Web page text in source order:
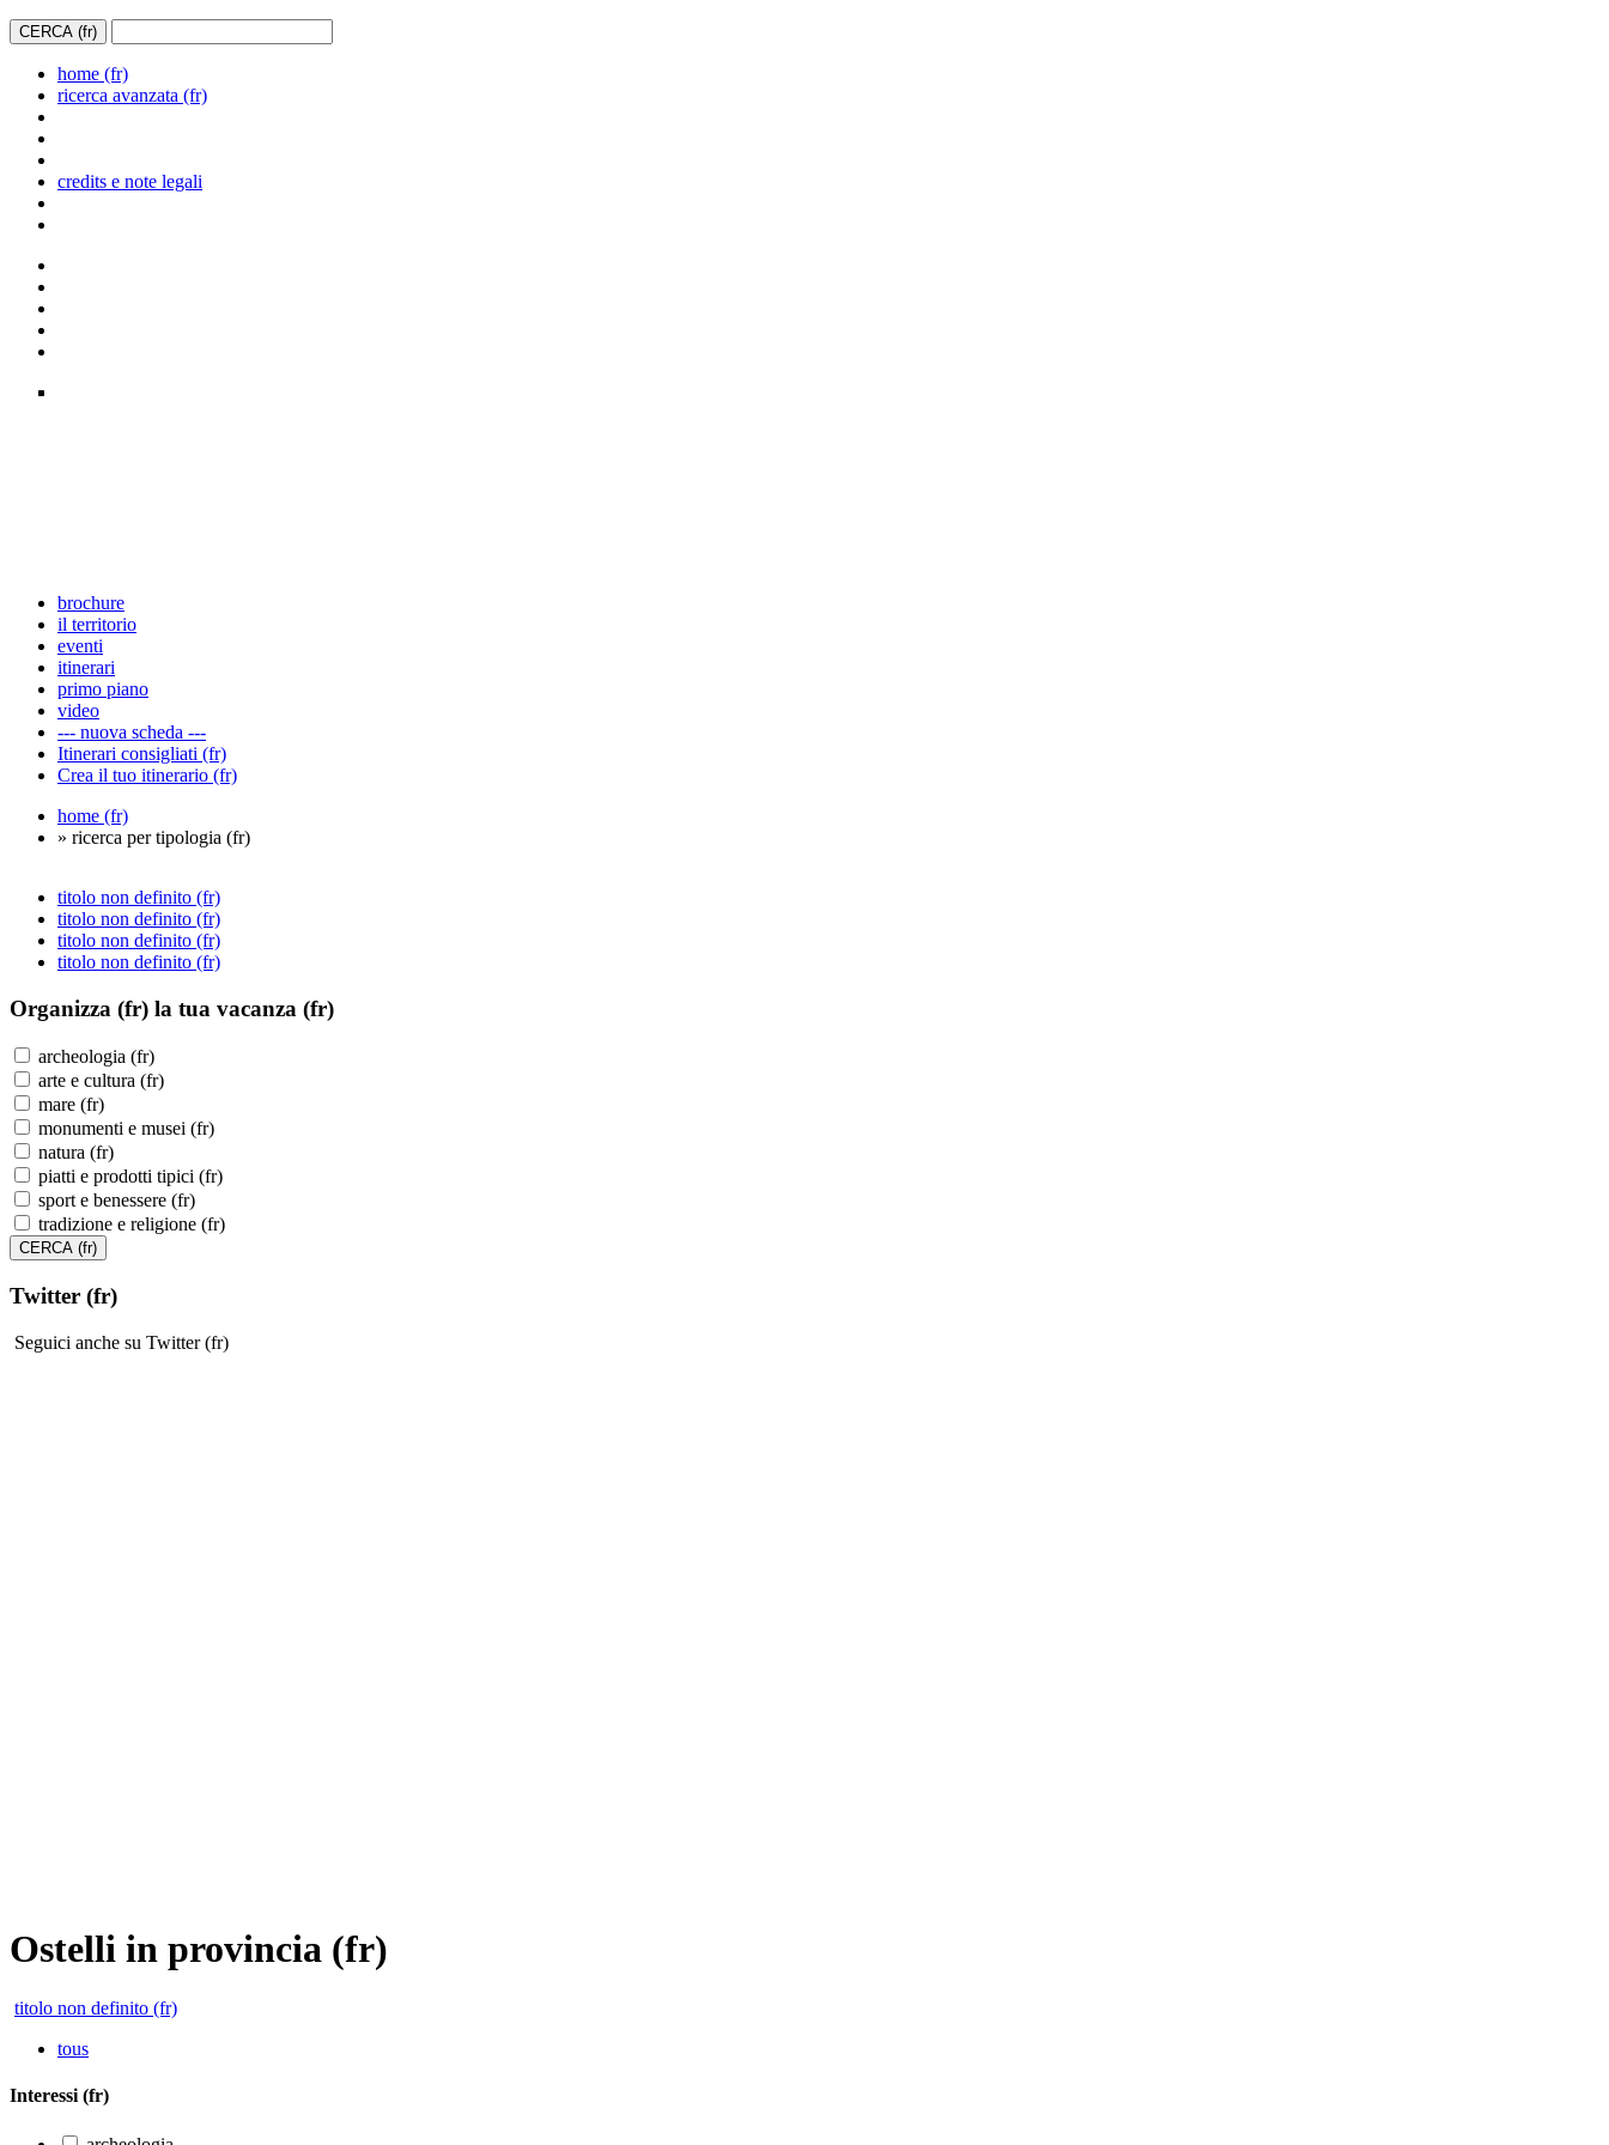
home (fr)
ricerca avanzata (fr)
credits e note legali
brochure
il territorio
eventi
itinerari
primo piano
video
--- nuova scheda ---
Itinerari consigliati (fr)
Crea il tuo itinerario (fr)
home (fr)
» ricerca per tipologia (fr)
titolo non definito (fr)
titolo non definito (fr)
titolo non definito (fr)
titolo non definito (fr)
Organizza (fr) la tua vacanza (fr)
archeologia (fr)
arte e cultura (fr)
mare (fr)
monumenti e musei (fr)
natura (fr)
piatti e prodotti tipici (fr)
sport e benessere (fr)
tradizione e religione (fr)
Twitter (fr)
Seguici anche su Twitter (fr)
Ostelli in provincia (fr)
titolo non definito (fr)
tous
Interessi (fr)